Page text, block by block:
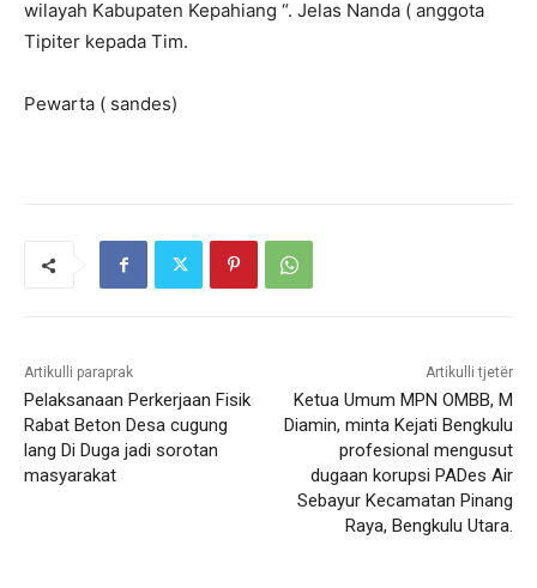
wilayah Kabupaten Kepahiang “. Jelas Nanda ( anggota
Tipiter kepada Tim.
Pewarta ( sandes)
Artikulli paraprak
Pelaksanaan Perkerjaan Fisik
Rabat Beton Desa cugung
lang Di Duga jadi sorotan
masyarakat
Artikulli tjetër
Ketua Umum MPN OMBB, M
Diamin, minta Kejati Bengkulu
profesional mengusut
dugaan korupsi PADes Air
Sebayur Kecamatan Pinang
Raya, Bengkulu Utara.